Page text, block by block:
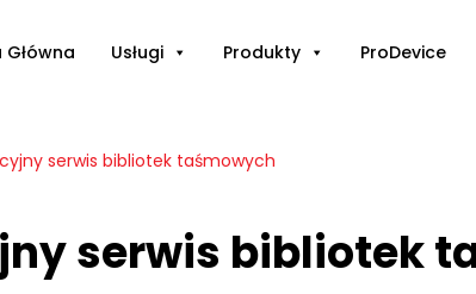
Usługi Produkty ProDevice
serwis bibliotek taśmowych
serwis bibliotek